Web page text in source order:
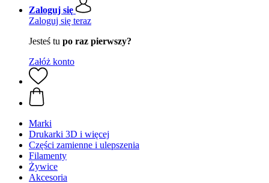
Zaloguj się
Zaloguj się teraz
Jesteś tu po raz pierwszy?
Załóż konto
Marki
Drukarki 3D i więcej
Części zamienne i ulepszenia
Filamenty
Żywice
Akcesoria